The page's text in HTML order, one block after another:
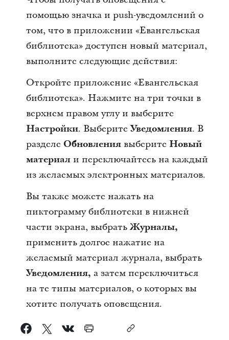
помощью значка и push-уведомлений о
том, что в приложении «Евангельская
библиотека» доступен новый материал,
выполните следующие действия:
Откройте приложение «Евангельская
библиотека». Нажмите на три точки в
верхнем правом углу и выберите
Настройки. Выберите Уведомления. В
разделе Обновлениявыберите Новый
материал и переключайтесь на каждый
из желаемых электронных материалов.
Вы также можете нажать на
пиктограмму библиотеки в нижней
части экрана, выбратьЖурналы,
применить долгое нажатие на
желаемый материал журнала, выбрать
Уведомления, а затем переключиться
на те типы материалов, о которых вы
хотите получать оповещения.